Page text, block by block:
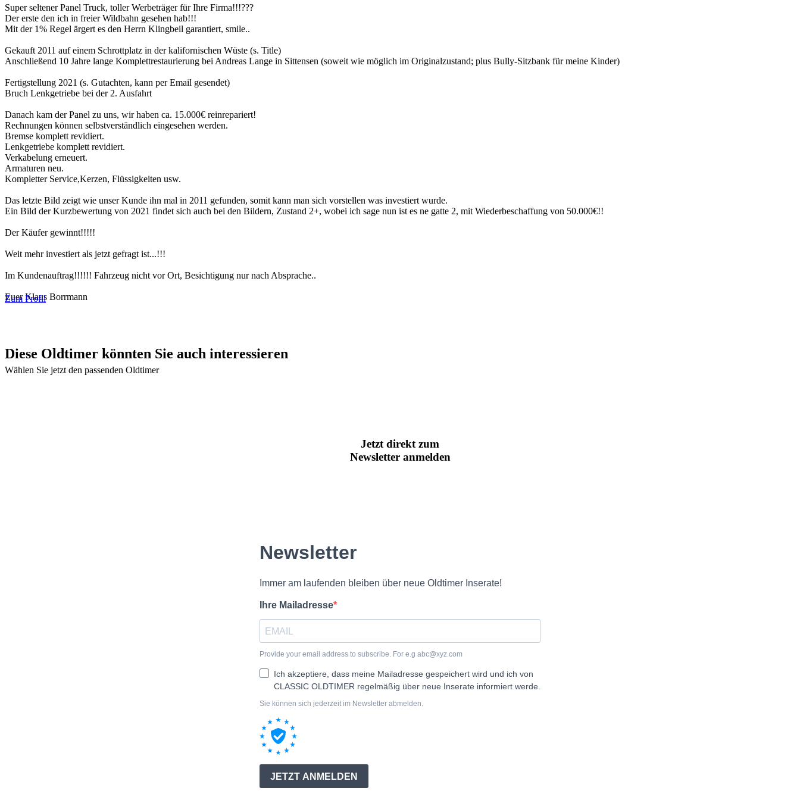
Super seltener Panel Truck, toller Werbeträger für Ihre Firma!!!???
Der erste den ich in freier Wildbahn gesehen hab!!!
Mit der 1% Regel ärgert es den Herrn Klingbeil garantiert, smile..
Gekauft 2011 auf einem Schrottplatz in der kalifornischen Wüste (s. Title)
Anschließend 10 Jahre lange Komplettrestaurierung bei Andreas Lange in Sittensen (soweit wie möglich im Originalzustand; plus Bully-Sitzbank für meine Kinder)
Fertigstellung 2021 (s. Gutachten, kann per Email gesendet)
Bruch Lenkgetriebe bei der 2. Ausfahrt
Danach kam der Panel zu uns, wir haben ca. 15.000€ reinrepariert!
Rechnungen können selbstverständlich eingesehen werden.
Bremse komplett revidiert.
Lenkgetriebe komplett revidiert.
Verkabelung erneuert.
Armaturen neu.
Kompletter Service,Kerzen, Flüssigkeiten usw.
Das letzte Bild zeigt wie unser Kunde ihn mal in 2011 gefunden, somit kann man sich vorstellen was investiert wurde.
Ein Bild der Kurzbewertung von 2021 findet sich auch bei den Bildern, Zustand 2+, wobei ich sage nun ist es ne gatte 2, mit Wiederbeschaffung von 50.000€!!
Der Käufer gewinnt!!!!!
Weit mehr investiert als jetzt gefragt ist...!!!
Im Kundenauftrag!!!!!! Fahrzeug nicht vor Ort, Besichtigung nur nach Absprache..
Euer Klaus Borrmann
Zum Profil
Diese Oldtimer könnten Sie auch interessieren
Wählen Sie jetzt den passenden Oldtimer
Jetzt direkt zum
Newsletter anmelden